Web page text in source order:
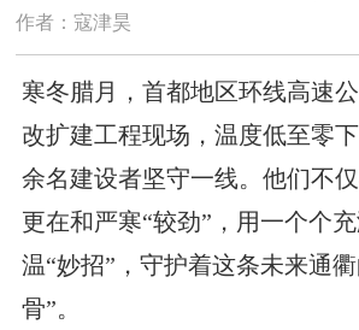
作者：寇津昊
寒冬腊月，首都地区环线高速
改扩建工程现场，温度低至零
余名建设者坚守一线。他们不
更在和严寒“较劲”，用一个个
温“妙招”，守护着这条未来通
骨”。